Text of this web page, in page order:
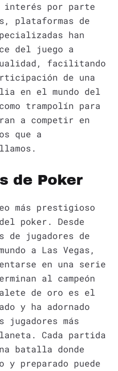
interés por parte
plataformas de
han
del juego a
facilitando
de una
en el mundo del
trampolín para
a competir en
que a
de Poker
más prestigioso
poker. Desde
de jugadores de
a Las Vegas,
en una serie
al campeón
de oro es el
y ha adornado
jugadores más
Cada partida
batalla donde
preparado puede